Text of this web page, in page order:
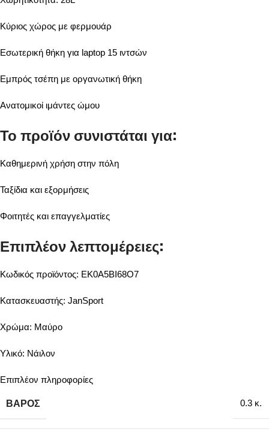
Κύριος χώρος με φερμουάρ
Εσωτερική θήκη για laptop 15 ιντσών
Εμπρός τσέπη με οργανωτική θήκη
Ανατομικοί ιμάντες ώμου
Το προϊόν συνιστάται για:
Καθημερινή χρήση στην πόλη
Ταξίδια και εξορμήσεις
Φοιτητές και επαγγελματίες
Επιπλέον λεπτομέρειες:
Κωδικός προϊόντος: EK0A5BI68O7
Κατασκευαστής: JanSport
Χρώμα: Μαύρο
Υλικό: Νάιλον
Επιπλέον πληροφορίες
ΒΆΡΟΣ 0.3 κ.